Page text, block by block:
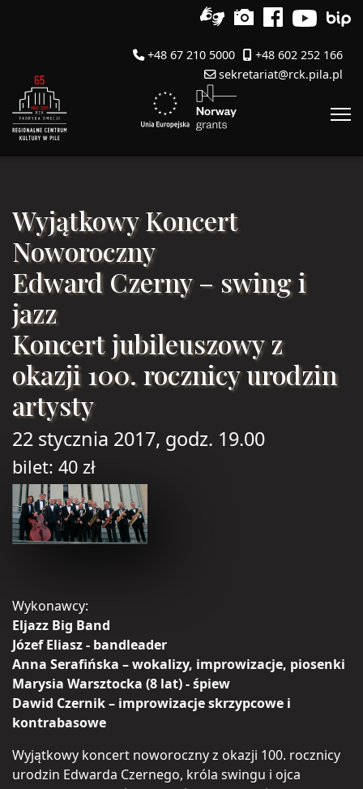
+48 67 210 5000
+48 602 252 166
sekretariat@rck.pila.pl
Wyjątkowy Koncert
Noworoczny
Edward Czerny – swing i
jazz
Koncert jubileuszowy z
okazji 100. rocznicy urodzin
artysty
22 stycznia 2017, godz. 19.00
bilet: 40 zł
Wykonawcy:
Eljazz Big Band
Józef Eliasz - bandleader
Anna Serafińska – wokalizy, improwizacje, piosenki
Marysia Warsztocka (8 lat) - śpiew
Dawid Czernik – improwizacje skrzypcowe i
kontrabasowe
Wyjątkowy koncert noworoczny z okazji 100. rocznicy
urodzin Edwarda Czernego, króla swingu i ojca